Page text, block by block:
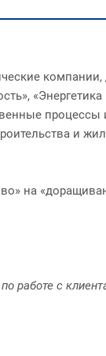
компании,
«Энергетика
процессы
и
на
работе с